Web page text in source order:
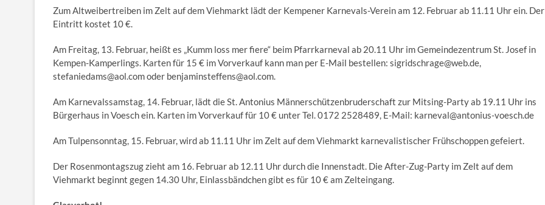
Zum Altweibertreiben im Zelt auf dem Viehmarkt lädt der Kempener Karnevals-Verein am 12. Februar ab 11.11 Uhr ein. Der
Eintritt kostet 10 €.
Am Freitag, 13. Februar, heißt es „Kumm loss mer fiere“ beim Pfarrkarneval ab 20.11 Uhr im Gemeindezentrum St. Josef in
Kempen-Kamperlings. Karten für 15 € im Vorverkauf kann man per E-Mail bestellen: sigridschrage@web.de,
stefaniedams@aol.com oder benjaminsteffens@aol.com.
Am Karnevalssamstag, 14. Februar, lädt die St. Antonius Männerschützenbruderschaft zur Mitsing-Party ab 19.11 Uhr ins
Bürgerhaus in Voesch ein. Karten im Vorverkauf für 10 € unter Tel. 0172 2528489, E-Mail: karneval@antonius-voesch.de
Am Tulpensonntag, 15. Februar, wird ab 11.11 Uhr im Zelt auf dem Viehmarkt karnevalistischer Frühschoppen gefeiert.
Der Rosenmontagszug zieht am 16. Februar ab 12.11 Uhr durch die Innenstadt. Die After-Zug-Party im Zelt auf dem
Viehmarkt beginnt gegen 14.30 Uhr, Einlassbändchen gibt es für 10 € am Zelteingang.